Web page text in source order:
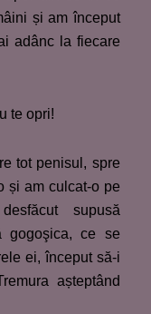
și am început
adânc la fiecare
te opri!
tot penisul, spre
și am culcat-o pe
supusă
gogoşica, ce se
ei, început să-i
așteptând